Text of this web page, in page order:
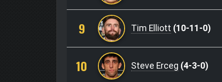
9 Tim Elliott (10-11-0)
10 Steve Erceg (4-3-0)